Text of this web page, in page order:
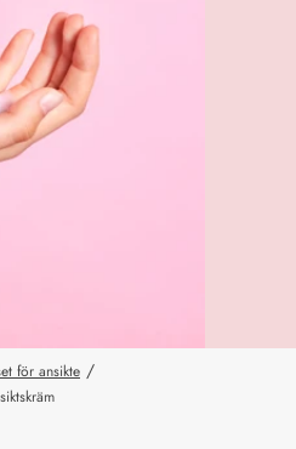
för ansikte /